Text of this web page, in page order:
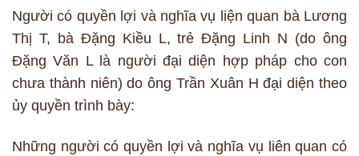
Người có quyền lợi và nghĩa vụ liện quan bà Lương
Thị T, bà Đặng Kiều L, trẻ Đặng Linh N (do ông
Đặng Văn L là người đại diện hợp pháp cho con
chưa thành niên) do ông Trần Xuân H đại diện theo
ủy quyền trình bày:
Những người có quyền lợi và nghĩa vụ liên quan có